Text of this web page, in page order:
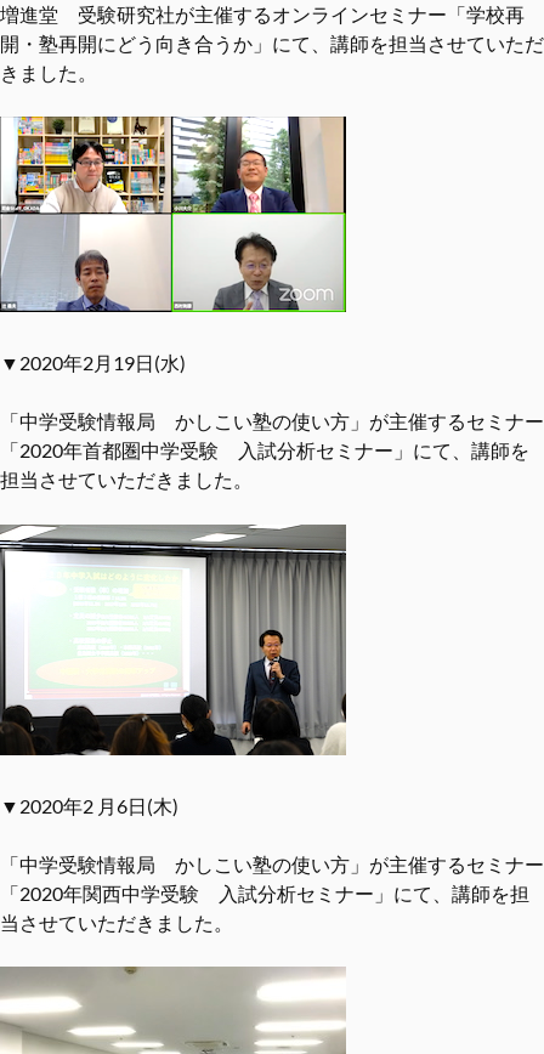
増進堂 受験研究社が主催するオンラインセミナー「学校再
開・塾再開にどう向き合うか」にて、講師を担当させていただ
きました。
▼2020年2月19日(水)
「中学受験情報局 かしこい塾の使い方」が主催するセミナー
「2020年首都圏中学受験 入試分析セミナー」にて、講師を
担当させていただきました。
▼2020年2 月6日(木)
「中学受験情報局 かしこい塾の使い方」が主催するセミナー
「2020年関西中学受験 入試分析セミナー」にて、講師を担
当させていただきました。